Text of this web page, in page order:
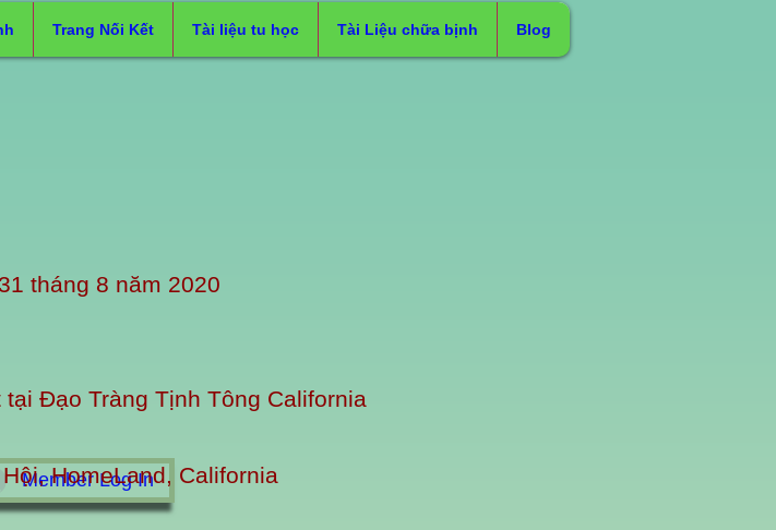
Trang Nối Kết Tài liệu tu học Tài Liệu chữa bịnh Blog
Member Log In
tháng 8 năm 2020
Đạo Tràng Tịnh Tông California
HomeLand, California